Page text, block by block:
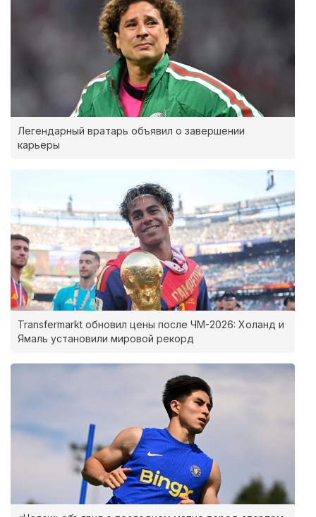
Легендарный вратарь объявил о завершении
карьеры
Transfermarkt обновил цены после ЧМ-2026: Холанд и
Ямаль установили мировой рекорд